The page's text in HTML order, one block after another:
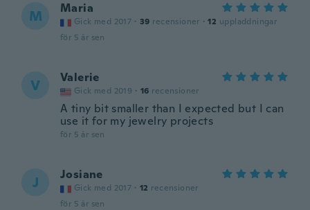
M Maria
Gick med 2017 · 39 recensioner · 12 uppladdningar
för 5 år sen
V Valerie
Gick med 2019 · 16 recensioner
A tiny bit smaller than I expected but I can
use it for my jewelry projects
för 5 år sen
J Josiane
Gick med 2017 · 12 recensioner
för 5 år sen